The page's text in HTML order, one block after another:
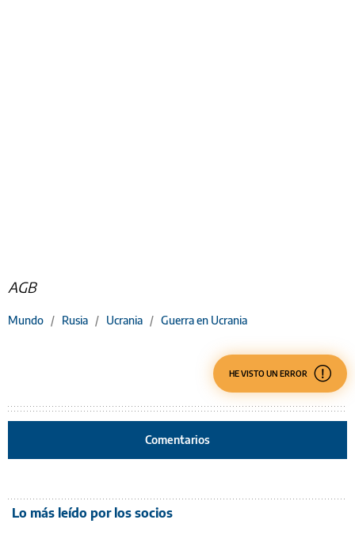
AGB
Mundo / Rusia / Ucrania / Guerra en Ucrania
HE VISTO UN ERROR
Comentarios
Lo más leído por los socios